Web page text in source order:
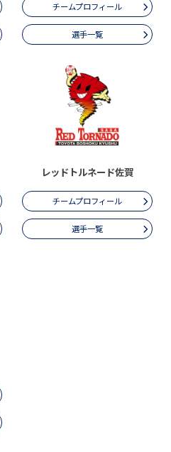
チームプロフィール
選手一覧
レッドトルネード佐賀
チームプロフィール
選手一覧